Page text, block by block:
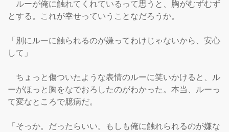
ルーが俺に触れてくれているって思うと、胸がむずむず
とする。これが幸せっていうことなだろうか。
「別にルーに触られるのが嫌ってわけじゃないから、安心
して」
ちょっと傷ついたような表情のルーに笑いかけると、ル
ーがほっと胸をなでおろしたのがわかった。本当、ルーっ
て変なところで臆病だ。
「そっか。だったらいい。もしも俺に触れられるのが嫌な